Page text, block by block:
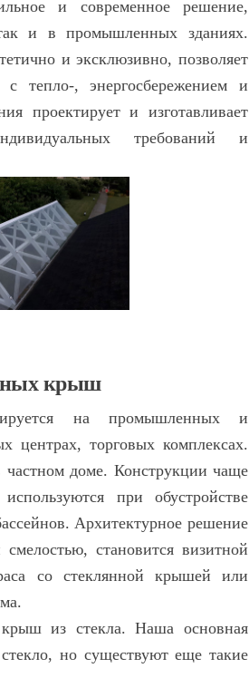
и современное решение,
и в промышленных зданиях.
и эксклюзивно, позволяет
тепло-, энергосбережением и
проектирует и изготавливает
требований и
крыш
на промышленных и
центрах, торговых комплексах.
доме. Конструкции чаще
при обустройстве
Архитектурное решение
становится визитной
со стеклянной крышей или
из стекла. Наша основная
но существуют еще такие